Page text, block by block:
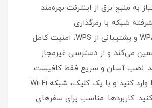
به منبع برق از اینترنت بهره‌مند
شبکه با رمزگذاری
WPA/WPA2/WPA3 و پشتیبانی از WPS، امنیت کامل
می‌کند و از دسترسی غیرمجاز
نصب آسان و سریع فقط کافیست
سیم‌کارت خود را وارد کنید و با یک کلیک، شبکه Wi-Fi
کنید. کاربردها: مناسب برای سفرهای